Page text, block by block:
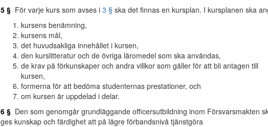
5 § För varje kurs som avses i 3 § ska det finnas en kursplan. I kursplanen ska
kursens benämning,
kursens mål,
det huvudsakliga innehållet i kursen,
den kurslitteratur och de övriga läromedel som ska användas,
de krav på förkunskaper och andra villkor som gäller för att bli antagen till
kursen,
formerna för att bedöma studenternas prestationer, och
om kursen är uppdelad i delar.
6 § Den som genomgår grundläggande officersutbildning inom Försvarsmakten
ges kunskap och färdighet att på lägre förbandsnivå tjänstgöra